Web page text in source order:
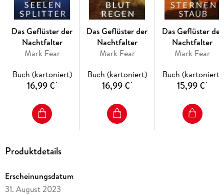
Das Geflüster der
Nachtfalter
Mark Fear
Buch (kartoniert)
16,99 €*
Das Geflüster der
Nachtfalter
Mark Fear
Buch (kartoniert)
16,99 €*
Das Geflüster der
Nachtfalter
Mark Fear
Buch (kartoniert)
15,99 €*
Produktdetails
Erscheinungsdatum
31. August 2023